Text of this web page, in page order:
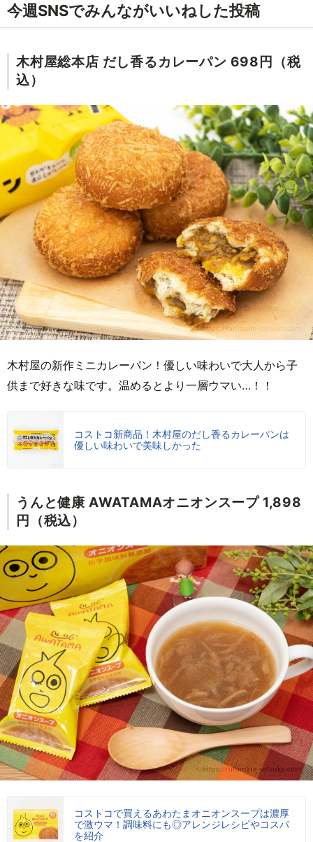
今週SNSでみんながいいねした投稿
木村屋総本店 だし香るカレーパン 698円（税
込）
木村屋の新作ミニカレーパン！優しい味わいで大人から子
供まで好きな味です。温めるとより一層ウマい…！！
コストコ新商品！木村屋のだし香るカレーパンは
優しい味わいで美味しかった
うんと健康 AWATAMAオニオンスープ 1,898
円（税込）
コストコで買えるあわたまオニオンスープは濃厚
で激ウマ！調味料にも◎アレンジレシピやコスパ
を紹介